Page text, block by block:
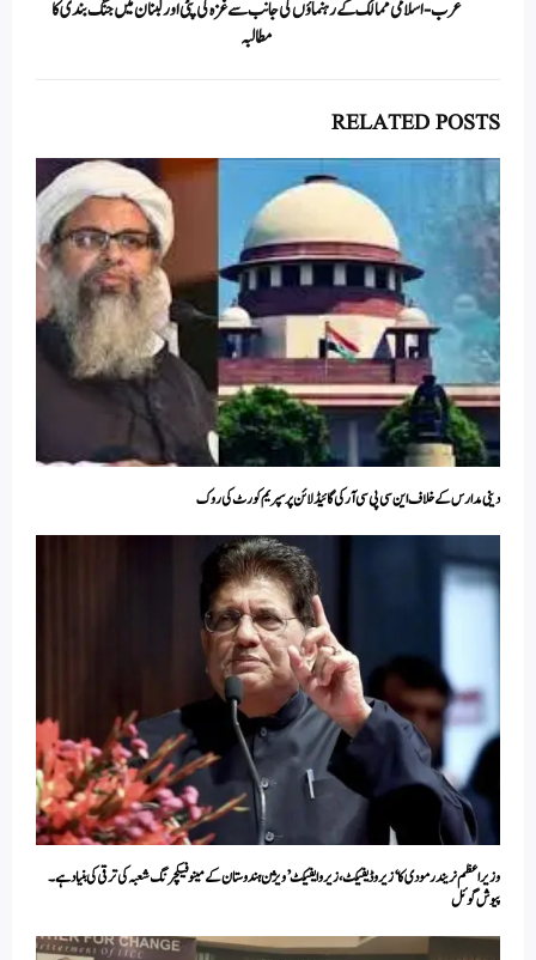
عرب- اسلامی ممالک کے رہنماؤں کی جانب سے غزہ کی پٹی اور لبنان میں جنگ بندی کا
مطالبہ
RELATED POSTS
دینی مدارس کے خلاف این سی پی سی آر کی گائیڈلائن پر سپریم کورٹ کی روک
وزیر اعظم نریندر مودی کا ‘زیرو ڈیفیکٹ، زیرو ایفیکٹ’ ویژن ہندوستان کے مینوفیکچرنگ شعبہ کی ترقی کی بنیاد ہے۔
پیوش گوئل